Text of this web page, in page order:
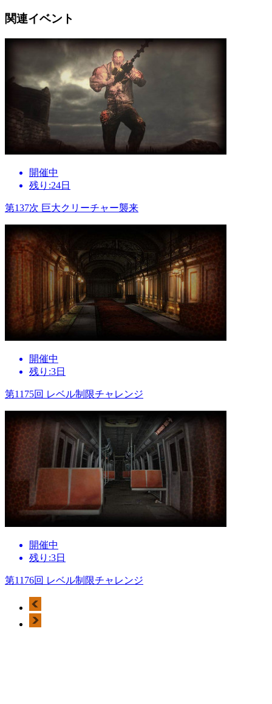
関連イベント
開催中
残り:24日
第137次 巨大クリーチャー襲来
開催中
残り:3日
第1175回 レベル制限チャレンジ
開催中
残り:3日
第1176回 レベル制限チャレンジ